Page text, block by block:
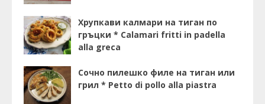
Хрупкави калмари на тиган по
гръцки * Calamari fritti in padella
alla greca
Сочно пилешко филе на тиган или
грил * Petto di pollo alla piastra